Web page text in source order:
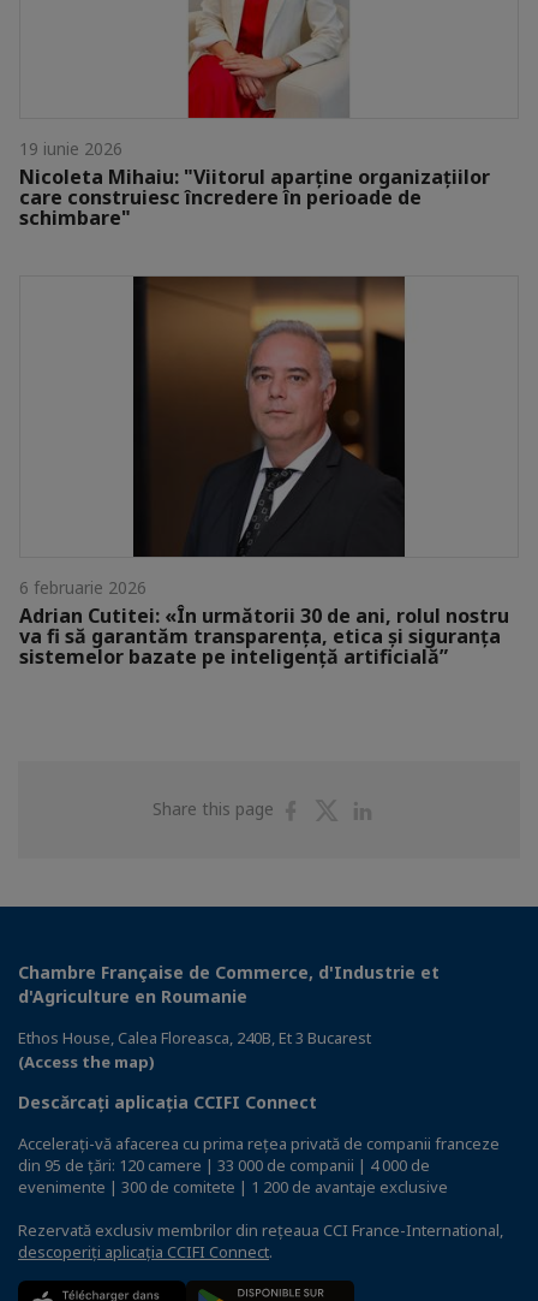
19 iunie 2026
Nicoleta Mihaiu: "Viitorul aparține organizațiilor
care construiesc încredere în perioade de
schimbare"
6 februarie 2026
Adrian Cutitei: «În următorii 30 de ani, rolul nostru
va fi să garantăm transparența, etica și siguranța
sistemelor bazate pe inteligență artificială”
Share this page
ShareShare
Chambre Française de Commerce, d'Industrie et
d'Agriculture en Roumanie
Ethos House, Calea Floreasca, 240B, Et 3 Bucarest
(Access the map)
Descărcați aplicația CCIFI Connect
Accelerați-vă afacerea cu prima rețea privată de companii franceze
din 95 de țări: 120 camere | 33 000 de companii | 4 000 de
evenimente | 300 de comitete | 1 200 de avantaje exclusive
Rezervată exclusiv membrilor din rețeaua CCI France-International,
descoperiți aplicația CCIFI Connect.